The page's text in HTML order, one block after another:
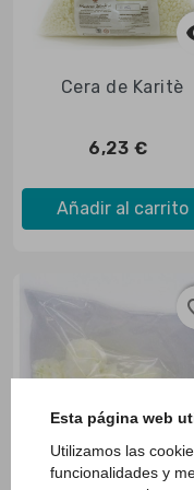
Esta página web
Utilizamos las
funcionalidades y
 Vista rápida
Cera de Karitè
6,23 €
Añadir al carrito